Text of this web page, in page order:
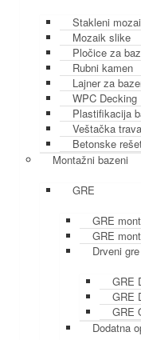
Stakleni
Mozaik slike
Pločice za
Rubni kamen
Lajner za
WPC Decking
Plastifikacija
Veštačka trava
Betonske
Montažni bazeni
GRE
GRE
GRE
Drveni
GRE
GRE
GRE
Dodatna